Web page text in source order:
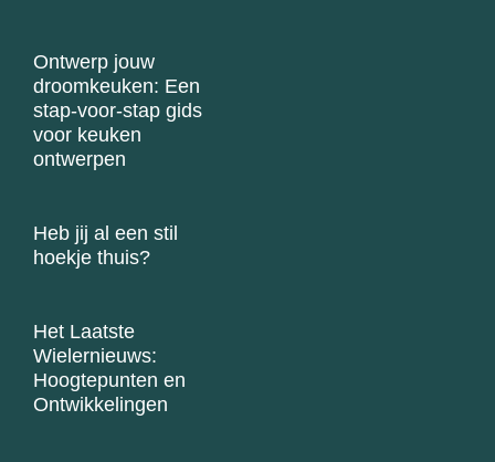
Ontwerp jouw
droomkeuken: Een
stap-voor-stap gids
voor keuken
ontwerpen
Heb jij al een stil
hoekje thuis?
Het Laatste
Wielernieuws:
Hoogtepunten en
Ontwikkelingen